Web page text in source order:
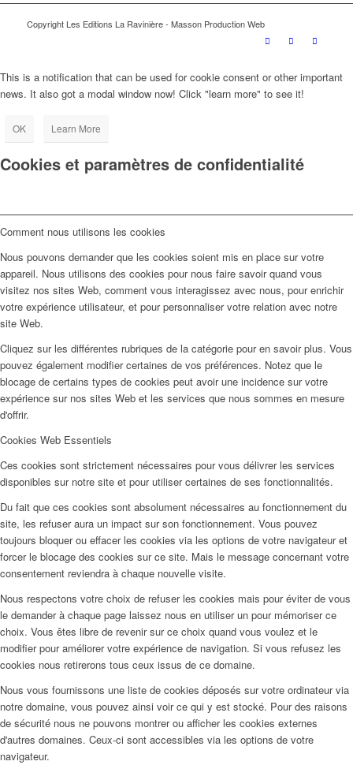
Copyright Les Editions La Ravinière - Masson Production Web
This is a notification that can be used for cookie consent or other important
news. It also got a modal window now! Click "learn more" to see it!
OK Learn More
Cookies et paramètres de confidentialité
Comment nous utilisons les cookies
Nous pouvons demander que les cookies soient mis en place sur votre
appareil. Nous utilisons des cookies pour nous faire savoir quand vous
visitez nos sites Web, comment vous interagissez avec nous, pour enrichir
votre expérience utilisateur, et pour personnaliser votre relation avec notre
site Web.
Cliquez sur les différentes rubriques de la catégorie pour en savoir plus. Vous
pouvez également modifier certaines de vos préférences. Notez que le
blocage de certains types de cookies peut avoir une incidence sur votre
expérience sur nos sites Web et les services que nous sommes en mesure
d'offrir.
Cookies Web Essentiels
Ces cookies sont strictement nécessaires pour vous délivrer les services
disponibles sur notre site et pour utiliser certaines de ses fonctionnalités.
Du fait que ces cookies sont absolument nécessaires au fonctionnement du
site, les refuser aura un impact sur son fonctionnement. Vous pouvez
toujours bloquer ou effacer les cookies via les options de votre navigateur et
forcer le blocage des cookies sur ce site. Mais le message concernant votre
consentement reviendra à chaque nouvelle visite.
Nous respectons votre choix de refuser les cookies mais pour éviter de vous
le demander à chaque page laissez nous en utiliser un pour mémoriser ce
choix. Vous êtes libre de revenir sur ce choix quand vous voulez et le
modifier pour améliorer votre expérience de navigation. Si vous refusez les
cookies nous retirerons tous ceux issus de ce domaine.
Nous vous fournissons une liste de cookies déposés sur votre ordinateur via
notre domaine, vous pouvez ainsi voir ce qui y est stocké. Pour des raisons
de sécurité nous ne pouvons montrer ou afficher les cookies externes
d'autres domaines. Ceux-ci sont accessibles via les options de votre
navigateur.